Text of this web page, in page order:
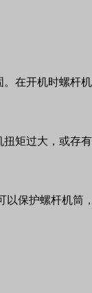
在开机时螺杆
矩过大，或存
保护螺杆机